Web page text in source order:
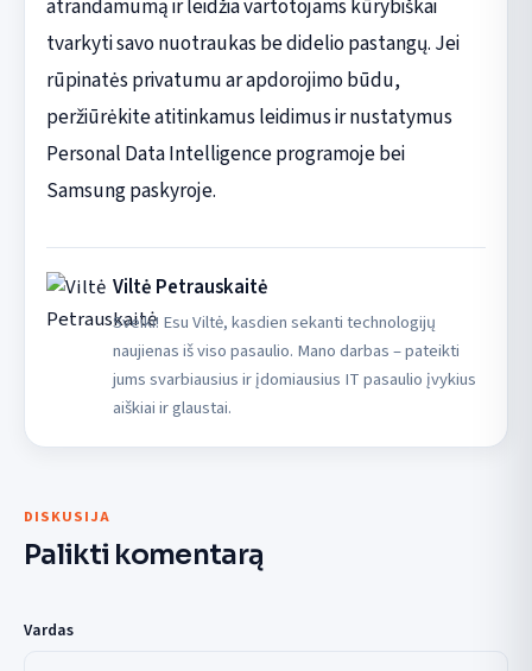
atrandamumą ir leidžia vartotojams kūrybiškai
tvarkyti savo nuotraukas be didelio pastangų. Jei
rūpinatės privatumu ar apdorojimo būdu,
peržiūrėkite atitinkamus leidimus ir nustatymus
Personal Data Intelligence programoje bei
Samsung paskyroje.
Viltė Petrauskaitė
Sveiki! Esu Viltė, kasdien sekanti technologijų
naujienas iš viso pasaulio. Mano darbas – pateikti
jums svarbiausius ir įdomiausius IT pasaulio įvykius
aiškiai ir glaustai.
DISKUSIJA
Palikti komentarą
Vardas